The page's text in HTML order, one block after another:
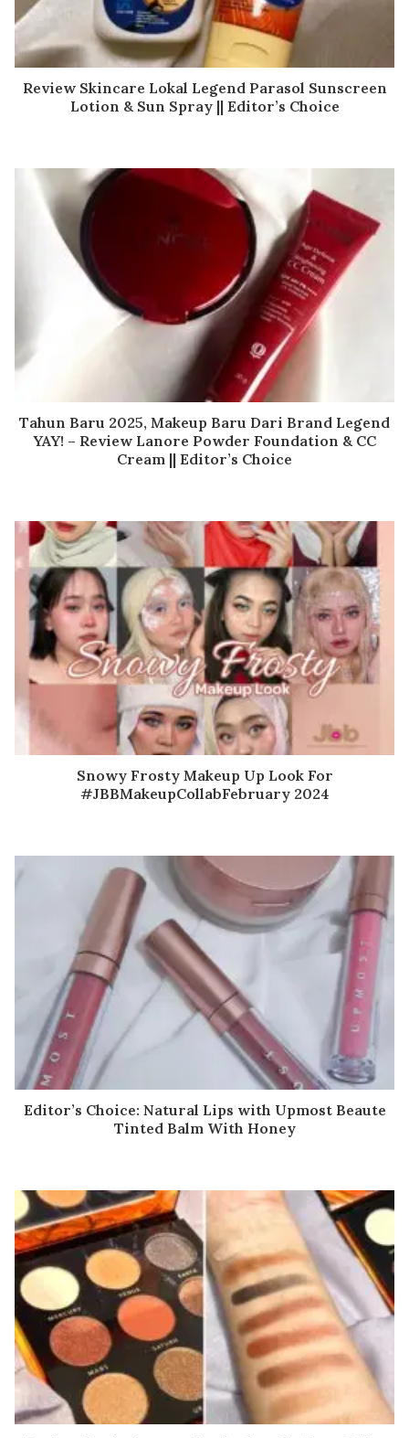
Review Skincare Lokal Legend Parasol Sunscreen
Lotion & Sun Spray || Editor’s Choice
Tahun Baru 2025, Makeup Baru Dari Brand Legend
YAY! – Review Lanore Powder Foundation & CC
Cream || Editor’s Choice
Snowy Frosty Makeup Up Look For
#JBBMakeupCollabFebruary 2024
Editor’s Choice: Natural Lips with Upmost Beaute
Tinted Balm With Honey